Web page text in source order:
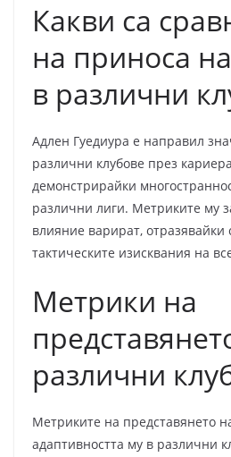
Какви са
на приноса
в различни
Адлен Гуедиура е направил
различни клубове през
демонстрирайки
различни лиги. Метриките му
влияние варират, отразявайки
тактическите изисквания на
Метрики на
различни
Метриките на представянето
адаптивността му в различни